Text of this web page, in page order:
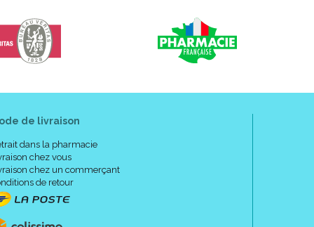
de livraison
dans la pharmacie
chez vous
chez un commerçant
de retour